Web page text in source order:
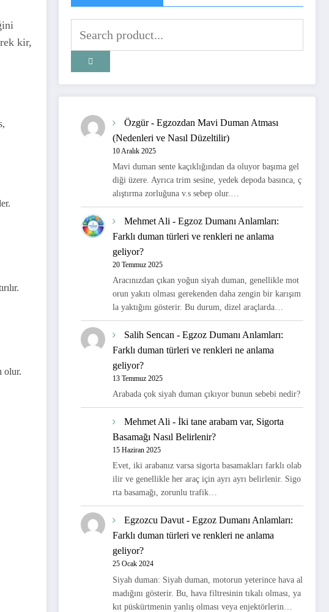
kir,
olur.
Özgür-Egzozdan Mavi Duman Atması
(Nedenleri ve Nasıl Düzeltilir)
10 Aralık 2025
Mavi duman sente kaçıklığından da oluyor başıma gel
diği üzere. Ayrıca trim sesine, yedek depoda basınca, ç
alıştırma zorluğuna v.s sebep olur.…
Mehmet Ali -Egzoz Dumanı Anlamları:
Farklı duman türleri ve renkleri ne anlama
geliyor?
20 Temmuz 2025
Aracınızdan çıkan yoğun siyah duman, genellikle mot
orun yakıtı olması gerekenden daha zengin bir karışım
la yaktığını gösterir. Bu durum, dizel araçlarda…
Salih Sencan -Egzoz Dumanı Anlamları:
Farklı duman türleri ve renkleri ne anlama
geliyor?
13 Temmuz 2025
Arabada çok siyah duman çıkıyor bunun sebebi nedir?
Mehmet Ali -İki tane arabam var, Sigorta
Basamağı Nasıl Belirlenir?
15 Haziran 2025
Evet, iki arabanız varsa sigorta basamakları farklı olab
ilir ve genellikle her araç için ayrı ayrı belirlenir. Sigo
rta basamağı, zorunlu trafik…
Egzozcu Davut-Egzoz Dumanı Anlamları:
Farklı duman türleri ve renkleri ne anlama
geliyor?
25 Ocak 2024
Siyah duman: Siyah duman, motorun yeterince hava al
madığını gösterir. Bu, hava filtresinin tıkalı olması, ya
kıt püskürtmenin yanlış olması veya enjektörlerin…